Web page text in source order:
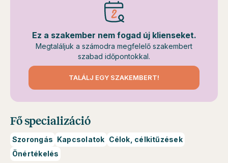
Ez a szakember nem fogad új klienseket.
Megtaláljuk a számodra megfelelő szakembert
szabad időpontokkal.
TALÁLJ EGY SZAKEMBERT!
Fő specializáció
Szorongás Kapcsolatok Célok, célkitűzések
Önértékelés